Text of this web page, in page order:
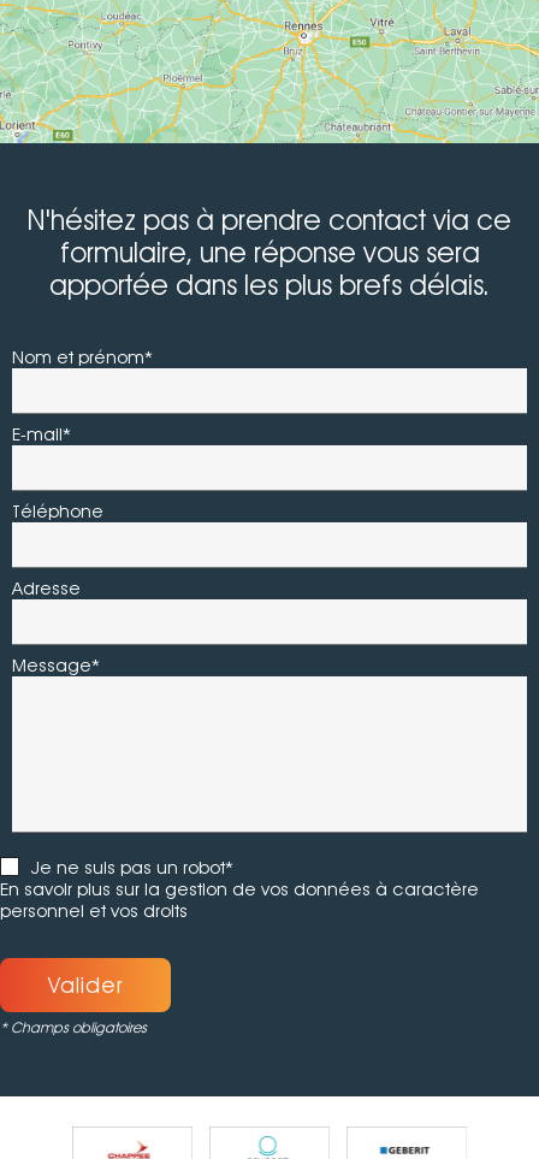
N'hésitez pas à prendre contact via ce
formulaire, une réponse vous sera
apportée dans les plus brefs délais.
Nom et prénom*
E-mail*
Téléphone
Adresse
Message*
Je ne suis pas un robot*
En savoir plus sur la gestion de vos données à caractère
personnel et vos droits
Valider
* Champs obligatoires